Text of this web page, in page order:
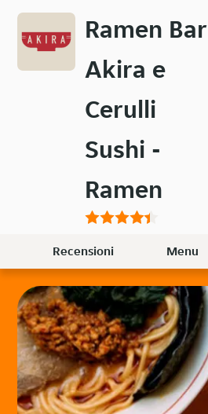
Passa
contenuto
principale
Ramen Bar
Akira e
Cerulli
Sushi -
Ramen
Recensioni Menu